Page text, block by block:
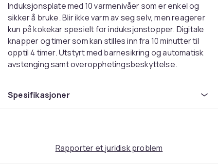
Induksjonsplate med 10 varmenivåer som er enkel og
sikker å bruke. Blir ikke varm av seg selv, men reagerer
kun på kokekar spesielt for induksjonstopper. Digitale
knapper og timer som kan stilles inn fra 10 minutter til
opptil 4 timer. Utstyrt med barnesikring og automatisk
avstenging samt overopphetingsbeskyttelse.
- Lett å bruke
Spesifikasjoner
Rapporter et juridisk problem